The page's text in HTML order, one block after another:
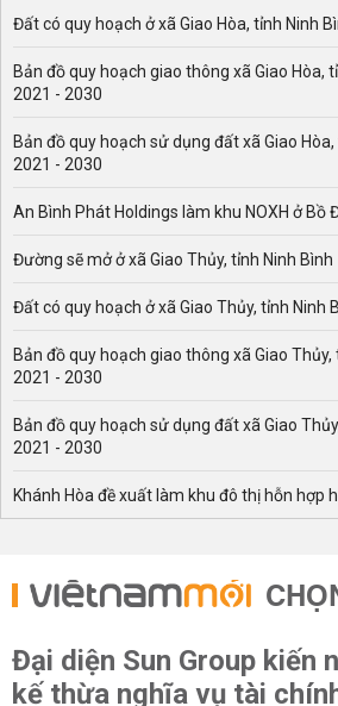
Đất có quy hoạch ở xã Giao Hòa, tỉnh Ninh
Bản đồ quy hoạch giao thông xã Giao Hòa,
2021 - 2030
Bản đồ quy hoạch sử dụng đất xã Giao
2021 - 2030
An Bình Phát Holdings làm khu NOXH ở Bồ
Đường sẽ mở ở xã Giao Thủy, tỉnh Ninh Bình
Đất có quy hoạch ở xã Giao Thủy, tỉnh Ninh
Bản đồ quy hoạch giao thông xã Giao
2021 - 2030
Bản đồ quy hoạch sử dụng đất xã Giao
2021 - 2030
Khánh Hòa đề xuất làm khu đô thị hỗn hợp
Đại diện Sun Group kiến
kế thừa nghĩa vụ tài